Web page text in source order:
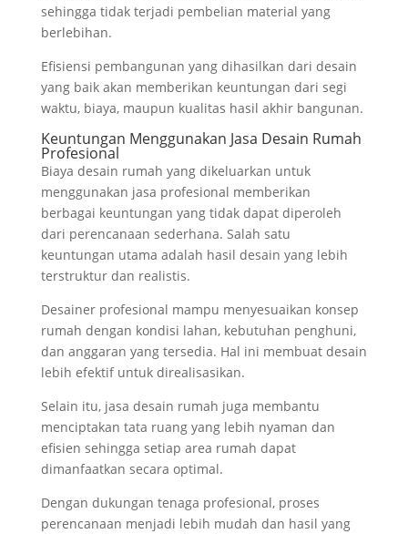
sehingga tidak terjadi pembelian material yang
berlebihan.
Efisiensi pembangunan yang dihasilkan dari desain
yang baik akan memberikan keuntungan dari segi
waktu, biaya, maupun kualitas hasil akhir bangunan.
Keuntungan Menggunakan Jasa Desain Rumah
Profesional
Biaya desain rumah yang dikeluarkan untuk
menggunakan jasa profesional memberikan
berbagai keuntungan yang tidak dapat diperoleh
dari perencanaan sederhana. Salah satu
keuntungan utama adalah hasil desain yang lebih
terstruktur dan realistis.
Desainer profesional mampu menyesuaikan konsep
rumah dengan kondisi lahan, kebutuhan penghuni,
dan anggaran yang tersedia. Hal ini membuat desain
lebih efektif untuk direalisasikan.
Selain itu, jasa desain rumah juga membantu
menciptakan tata ruang yang lebih nyaman dan
efisien sehingga setiap area rumah dapat
dimanfaatkan secara optimal.
Dengan dukungan tenaga profesional, proses
perencanaan menjadi lebih mudah dan hasil yang